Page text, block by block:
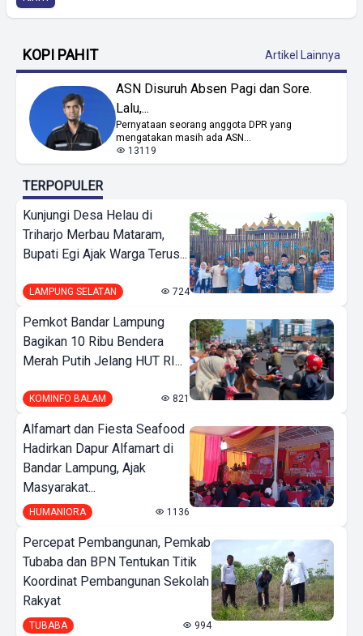
KOPI PAHIT Artikel Lainnya
ASN Disuruh Absen Pagi dan Sore.
Lalu,...
Pernyataan seorang anggota DPR yang
mengatakan masih ada ASN...
13119
TERPOPULER
Kunjungi Desa Helau di
Triharjo Merbau Mataram,
Bupati Egi Ajak Warga Terus...
LAMPUNG SELATAN 724
Pemkot Bandar Lampung
Bagikan 10 Ribu Bendera
Merah Putih Jelang HUT RI...
KOMINFO BALAM 821
Alfamart dan Fiesta Seafood
Hadirkan Dapur Alfamart di
Bandar Lampung, Ajak
Masyarakat...
HUMANIORA 1136
Percepat Pembangunan, Pemkab
Tubaba dan BPN Tentukan Titik
Koordinat Pembangunan Sekolah
Rakyat
TUBABA 994